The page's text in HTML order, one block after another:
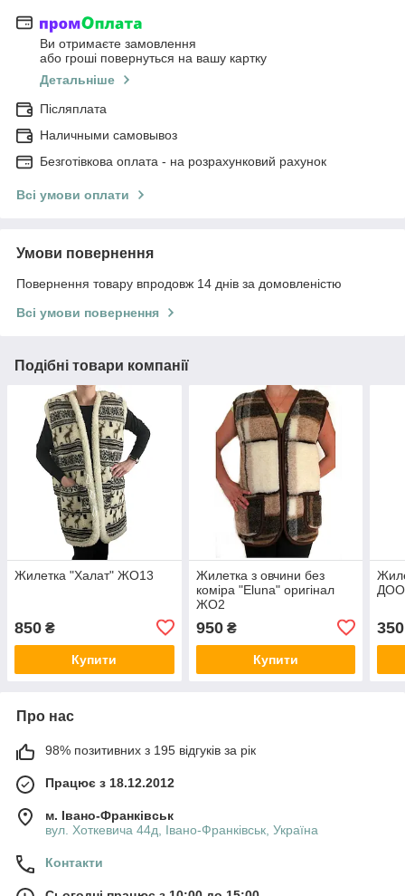
Ви отримаєте замовлення
або гроші повернуться на вашу картку
Детальніше
Післяплата
Наличными самовывоз
Безготівкова оплата - на розрахунковий рахунок
Всі умови оплати
Умови повернення
Повернення товару впродовж 14 днів за домовленістю
Всі умови повернення
Подібні товари компанії
Жилетка "Халат" ЖО13
850 ₴
Купити
Жилетка з овчини без
коміра "Eluna" оригінал
ЖО2
950₴
Купити
350
Про нас
98% позитивних з 195 відгуків за рік
Працює з 18.12.2012
м. Івано-Франківськ
вул. Хоткевича 44д, Івано-Франківськ, Україна
Контакти